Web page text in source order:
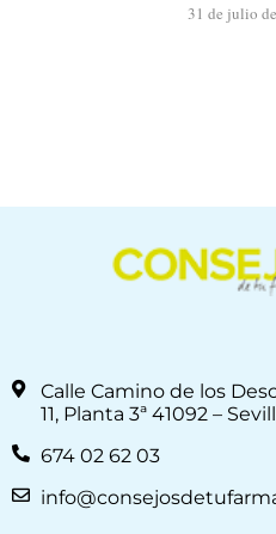
31 de julio
Calle Camino de los
11, Planta 3ª 41092 –
674 02 62 03